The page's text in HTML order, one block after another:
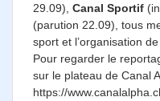
29.09), Canal Sportif
(parution 22.09), tous
sport et l’organisation
Pour regarder le
sur le plateau de Canal
https://